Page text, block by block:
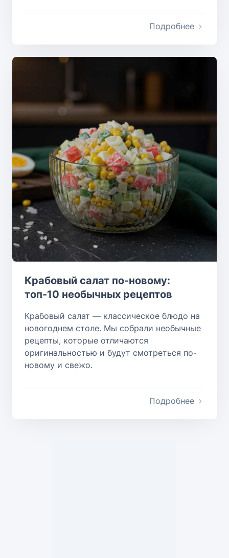
Подробнее
Крабовый салат по-новому:
топ-10 необычных рецептов
Крабовый салат — классическое блюдо на
новогоднем столе. Мы собрали необычные
рецепты, которые отличаются
оригинальностью и будут смотреться по-
новому и свежо.
Подробнее